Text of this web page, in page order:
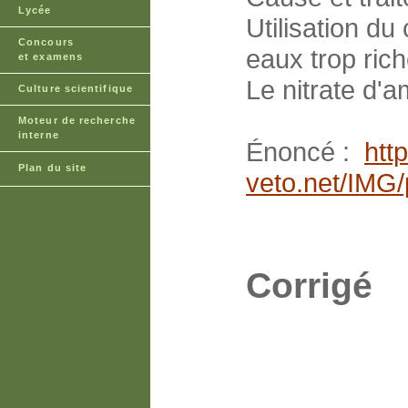
Lycée
Concours
et examens
Culture scientifique
Moteur de recherche
interne
Plan du site
Utilisation du
eaux trop
Le nitrate
Énoncé :
veto.net/
Corrigé